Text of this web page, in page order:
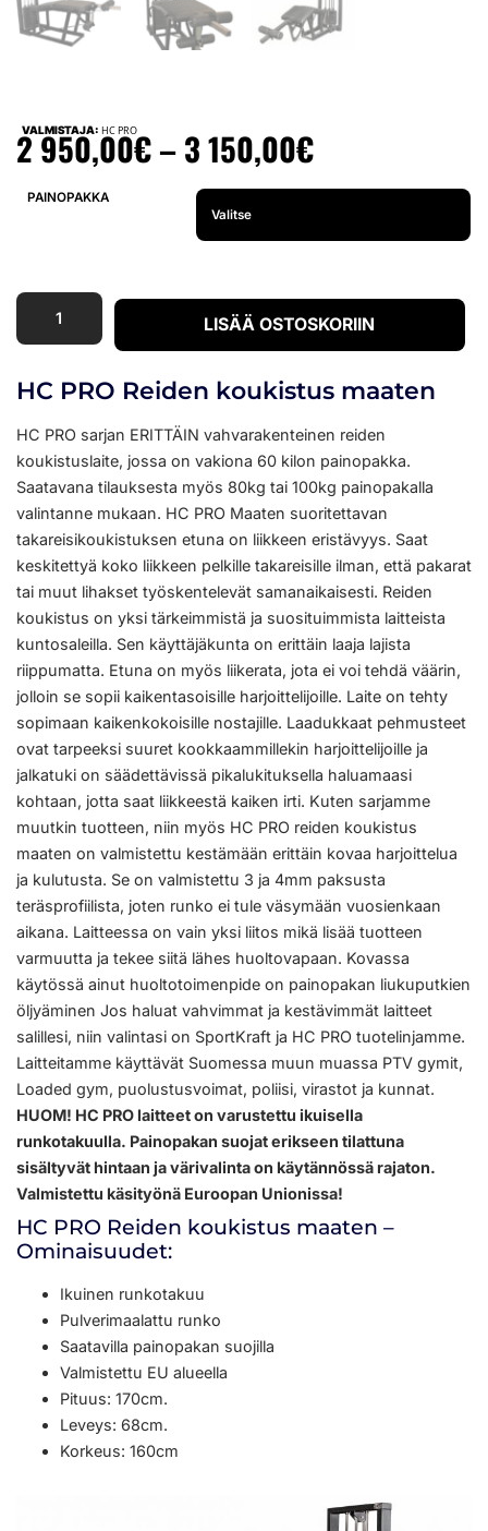
VALMISTAJA: HC PRO
2 950,00€–3 150,00€
PAINOPAKKA
LISÄÄ OSTOSKORIIN
HC PRO Reiden koukistus maaten
HC PRO sarjan ERITTÄIN vahvarakenteinen reiden
koukistuslaite, jossa on vakiona 60 kilon painopakka.
Saatavana tilauksesta myös 80kg tai 100kg painopakalla
valintanne mukaan. HC PRO Maaten suoritettavan
takareisikoukistuksen etuna on liikkeen eristävyys. Saat
keskitettyä koko liikkeen pelkille takareisille ilman, että pakarat
tai muut lihakset työskentelevät samanaikaisesti. Reiden
koukistus on yksi tärkeimmistä ja suosituimmista laitteista
kuntosaleilla. Sen käyttäjäkunta on erittäin laaja lajista
riippumatta. Etuna on myös liikerata, jota ei voi tehdä väärin,
jolloin se sopii kaikentasoisille harjoittelijoille. Laite on tehty
sopimaan kaikenkokoisille nostajille. Laadukkaat pehmusteet
ovat tarpeeksi suuret kookkaammillekin harjoittelijoille ja
jalkatuki on säädettävissä pikalukituksella haluamaasi
kohtaan, jotta saat liikkeestä kaiken irti. Kuten sarjamme
muutkin tuotteen, niin myös HC PRO reiden koukistus
maaten on valmistettu kestämään erittäin kovaa harjoittelua
ja kulutusta. Se on valmistettu 3 ja 4mm paksusta
teräsprofiilista, joten runko ei tule väsymään vuosienkaan
aikana. Laitteessa on vain yksi liitos mikä lisää tuotteen
varmuutta ja tekee siitä lähes huoltovapaan. Kovassa
käytössä ainut huoltotoimenpide on painopakan liukuputkien
öljyäminen Jos haluat vahvimmat ja kestävimmät laitteet
salillesi, niin valintasi on SportKraft ja HC PRO tuotelinjamme.
Laitteitamme käyttävät Suomessa muun muassa PTV gymit,
Loaded gym, puolustusvoimat, poliisi, virastot ja kunnat.
HUOM! HC PRO laitteet on varustettu ikuisella
runkotakuulla. Painopakan suojat erikseen tilattuna
sisältyvät hintaan ja värivalinta on käytännössä rajaton.
Valmistettu käsityönä Euroopan Unionissa!
HC PRO Reiden koukistus maaten –
Ominaisuudet:
Ikuinen runkotakuu
Pulverimaalattu runko
Saatavilla painopakan suojilla
Valmistettu EU alueella
Pituus: 170cm.
Leveys: 68cm.
Korkeus: 160cm